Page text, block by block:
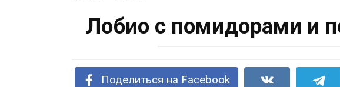
Лобио с помидорами и
Поделиться на Facebook